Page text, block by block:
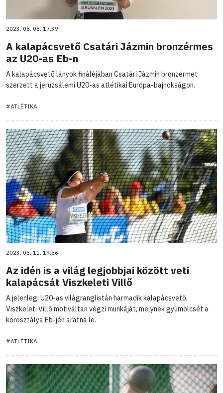
2023. 08. 08. 17:39
A kalapácsvető Csatári Jázmin bronzérmes
az U20-as Eb-n
A kalapácsvető lányok fináléjában Csatári Jázmin bronzérmet
szerzett a jeruzsálemi U20-as atlétikai Európa-bajnokságon.
#ATLÉTIKA
2023. 05. 11. 19:56
Az idén is a világ legjobbjai között veti
kalapácsát Viszkeleti Villő
A jelenlegi U20-as világranglistán harmadik kalapácsvető,
Viszkeleti Villő motiváltan végzi munkáját, melynek gyümölcsét a
korosztálya Eb-jén aratná le.
#ATLÉTIKA